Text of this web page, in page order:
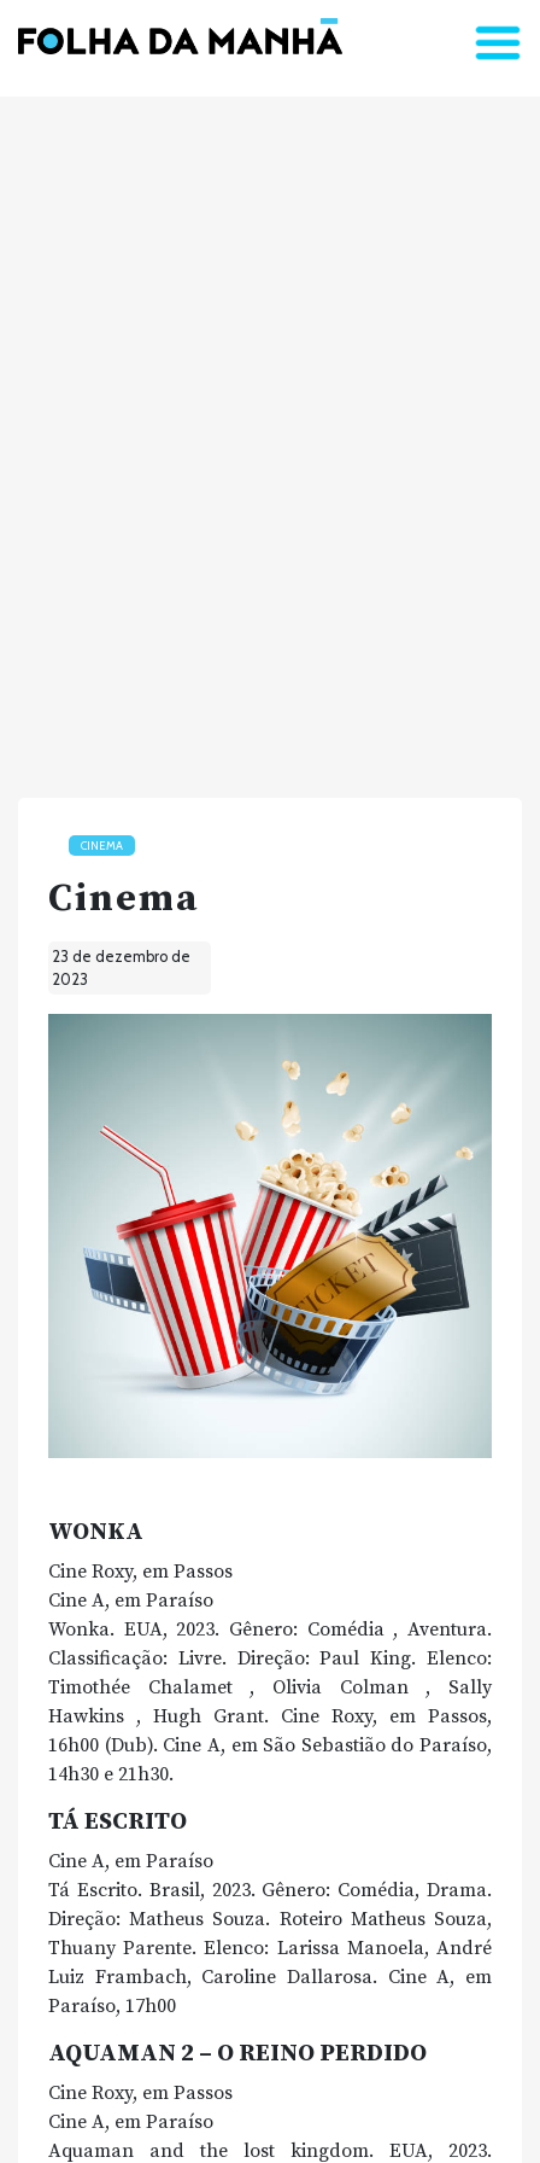
CINEMA
Cinema
23 de dezembro de
2023
WONKA
Cine Roxy, em Passos
Cine A, em Paraíso
Wonka. EUA, 2023. Gênero: Comédia , Aventura.
Classificação: Livre. Direção: Paul King. Elenco:
Timothée Chalamet , Olivia Colman , Sally
Hawkins , Hugh Grant. Cine Roxy, em Passos,
16h00 (Dub). Cine A, em São Sebastião do Paraíso,
14h30 e 21h30.
TÁ ESCRITO
Cine A, em Paraíso
Tá Escrito. Brasil, 2023. Gênero: Comédia, Drama.
Direção: Matheus Souza. Roteiro Matheus Souza,
Thuany Parente. Elenco: Larissa Manoela, André
Luiz Frambach, Caroline Dallarosa. Cine A, em
Paraíso, 17h00
AQUAMAN 2 – O REINO PERDIDO
Cine Roxy, em Passos
Cine A, em Paraíso
Aquaman and the lost kingdom. EUA, 2023.